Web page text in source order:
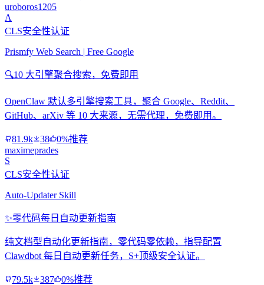
uroboros1205
A
CLS安全性认证
Prismfy Web Search | Free Google
🔍10 大引擎聚合搜索，免费即用
OpenClaw 默认多引擎搜索工具，聚合 Google、Reddit、
GitHub、arXiv 等 10 大来源，无需代理，免费即用。
81.9k 38
0%推荐
maximeprades
S
CLS安全性认证
Auto-Updater Skill
✨零代码每日自动更新指南
纯文档型自动化更新指南，零代码零依赖，指导配置
Clawdbot 每日自动更新任务，S+顶级安全认证。
79.5k 387
0%推荐